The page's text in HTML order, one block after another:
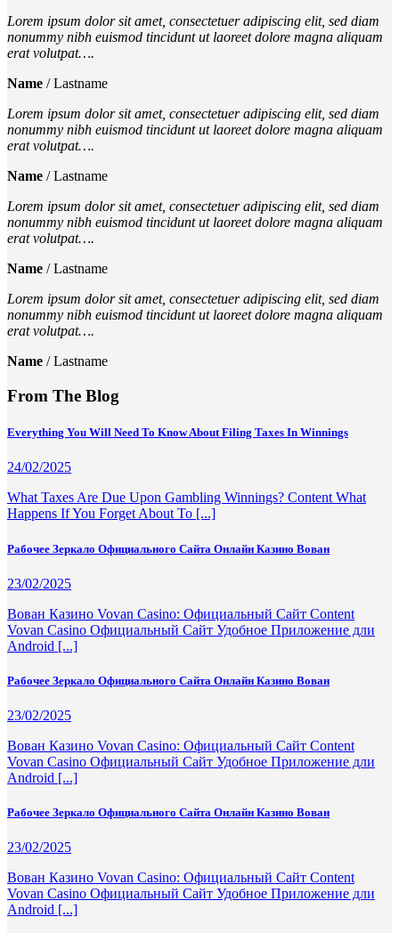
Lorem ipsum dolor sit amet, consectetuer adipiscing elit, sed diam
nonummy nibh euismod tincidunt ut laoreet dolore magna aliquam
erat volutpat….
Name /Lastname
Lorem ipsum dolor sit amet, consectetuer adipiscing elit, sed diam
nonummy nibh euismod tincidunt ut laoreet dolore magna aliquam
erat volutpat….
Name /Lastname
Lorem ipsum dolor sit amet, consectetuer adipiscing elit, sed diam
nonummy nibh euismod tincidunt ut laoreet dolore magna aliquam
erat volutpat….
Name /Lastname
Lorem ipsum dolor sit amet, consectetuer adipiscing elit, sed diam
nonummy nibh euismod tincidunt ut laoreet dolore magna aliquam
erat volutpat….
Name /Lastname
From The Blog
Everything You Will Need To Know About Filing Taxes In Winnings
24/02/2025
What Taxes Are Due Upon Gambling Winnings? Content What
Happens If You Forget About To [...]
Рабочее Зеркало Официального Сайта Онлайн Казино Вован
23/02/2025
Вован Казино Vovan Casino: Официальный Сайт Content
Vovan Casino Официальный Сайт Удобное Приложение дли
Android [...]
Рабочее Зеркало Официального Сайта Онлайн Казино Вован
23/02/2025
Вован Казино Vovan Casino: Официальный Сайт Content
Vovan Casino Официальный Сайт Удобное Приложение дли
Android [...]
Рабочее Зеркало Официального Сайта Онлайн Казино Вован
23/02/2025
Вован Казино Vovan Casino: Официальный Сайт Content
Vovan Casino Официальный Сайт Удобное Приложение дли
Android [...]